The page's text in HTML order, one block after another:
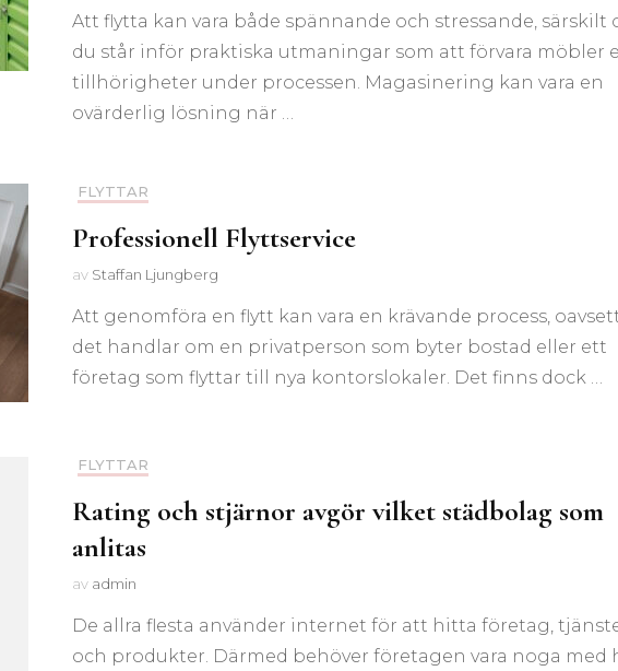
Att flytta kan vara både spännande och stressande, särskilt
du står inför praktiska utmaningar som att förvara möbler
tillhörigheter under processen. Magasinering kan vara en
ovärderlig lösning när …
FLYTTAR
Professionell Flyttservice
av Staffan Ljungberg
Att genomföra en flytt kan vara en krävande process,
det handlar om en privatperson som byter bostad eller ett
företag som flyttar till nya kontorslokaler. Det finns dock …
FLYTTAR
Rating och stjärnor avgör vilket städbolag som
anlitas
av admin
De allra flesta använder internet för att hitta företag,
och produkter. Därmed behöver företagen vara noga med